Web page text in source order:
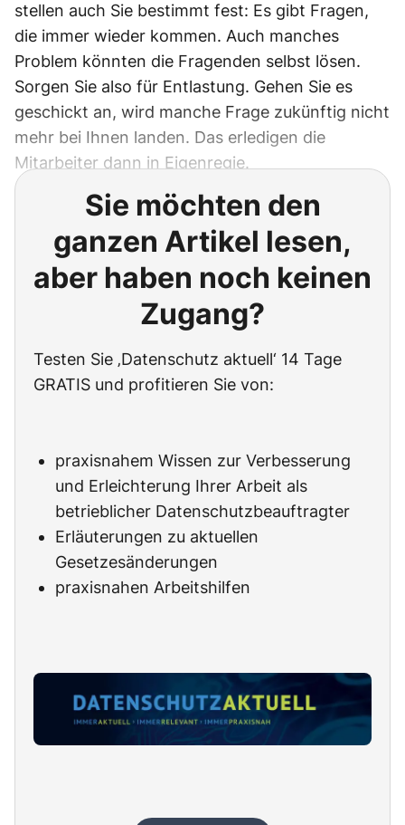
stellen auch Sie bestimmt fest: Es gibt Fragen,
die immer wieder kommen. Auch manches
Problem könnten die Fragenden selbst lösen.
Sorgen Sie also für Entlastung. Gehen Sie es
geschickt an, wird manche Frage zukünftig nicht
mehr bei Ihnen landen. Das erledigen die
Mitarbeiter dann in Eigenregie.
Sie möchten den
ganzen Artikel lesen,
aber haben noch keinen
Zugang?
Testen Sie ‚Datenschutz aktuell‘ 14 Tage
GRATIS und profitieren Sie von:
praxisnahem Wissen zur Verbesserung
und Erleichterung Ihrer Arbeit als
betrieblicher Datenschutzbeauftragter
Erläuterungen zu aktuellen
Gesetzesänderungen
praxisnahen Arbeitshilfen